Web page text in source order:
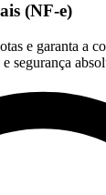
(NF-e)
e garanta a
segurança